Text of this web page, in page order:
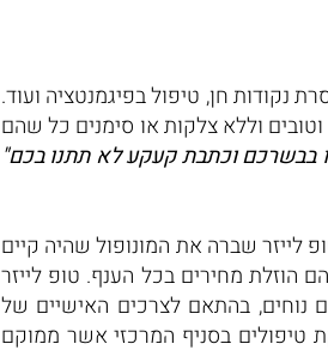
נקודות חן, טיפול בפיגמנטציה ועוד.
וטובים וללא צלקות או סימנים כל שהם
בבשרכם וכתבת קעקע לא תתנו בכם"
באלפי לקוחות והסירה בהצלחה למעלה מ-15,000 קעקועים. טופ לייזר שברה את המונופול שהיה קיים
הוזלת מחירים בכל הענף. טופ לייזר
נוחים, בהתאם לצרכים האישיים של
טיפולים בסניף המרכזי אשר ממוקם